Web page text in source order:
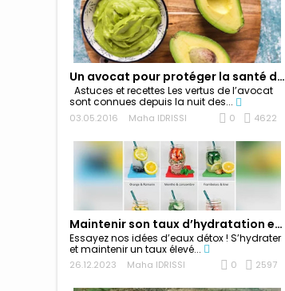
Un avocat pour protéger la santé de vos cheveux...
Astuces et recettes Les vertus de l’avocat
sont connues depuis la nuit des...
03.05.2016 Maha IDRISSI 4622
0
Maintenir son taux d’hydratation en été, un...
Essayez nos idées d’eaux détox ! S’hydrater
et maintenir un taux élevé...
26.12.2023 Maha IDRISSI 2597
0